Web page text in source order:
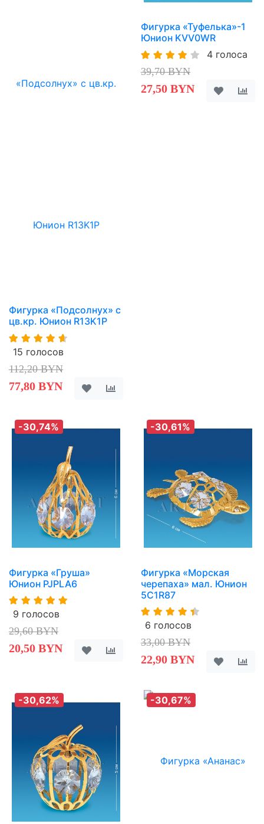
Фигурка «Подсолнух» с
цв.кр. Юнион R13K1P
15 голосов
112,20 BYN
77,80 BYN
Фигурка «Туфелька»-1
Юнион KVV0WR
4 голоса
39,70 BYN
27,50 BYN
-30,74%
Фигурка «Груша»
Юнион PJPLA6
9 голосов
29,60 BYN
20,50 BYN
-30,61%
Фигурка «Морская
черепаха» мал. Юнион
5C1R87
6 голосов
33,00 BYN
22,90 BYN
-30,62% -30,67%